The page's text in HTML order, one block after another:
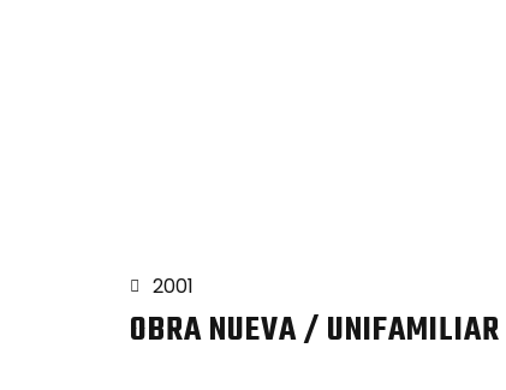
2001
OBRA NUEVA / UNIFAMILIAR